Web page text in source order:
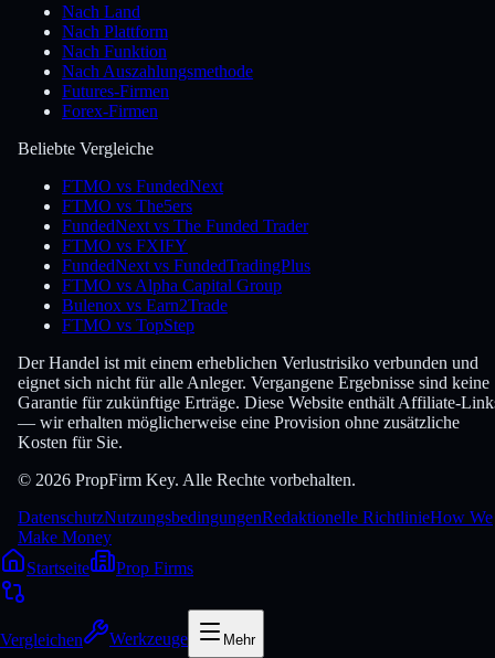
Nach Land
Nach Plattform
Nach Funktion
Nach Auszahlungsmethode
Futures-Firmen
Forex-Firmen
Beliebte Vergleiche
FTMO vs FundedNext
FTMO vs The5ers
FundedNext vs The Funded Trader
FTMO vs FXIFY
FundedNext vs FundedTradingPlus
FTMO vs Alpha Capital Group
Bulenox vs Earn2Trade
FTMO vs TopStep
Der Handel ist mit einem erheblichen Verlustrisiko verbunden und
eignet sich nicht für alle Anleger. Vergangene Ergebnisse sind keine
Garantie für zukünftige Erträge. Diese Website enthält Affiliate-
— wir erhalten möglicherweise eine Provision ohne zusätzliche
Kosten für Sie.
© 2026 PropFirm Key. Alle Rechte vorbehalten.
DatenschutzNutzungsbedingungenRedaktionelle RichtlinieHow We
Make Money
Startseite
Prop Firms
Vergleichen Werkzeuge Mehr